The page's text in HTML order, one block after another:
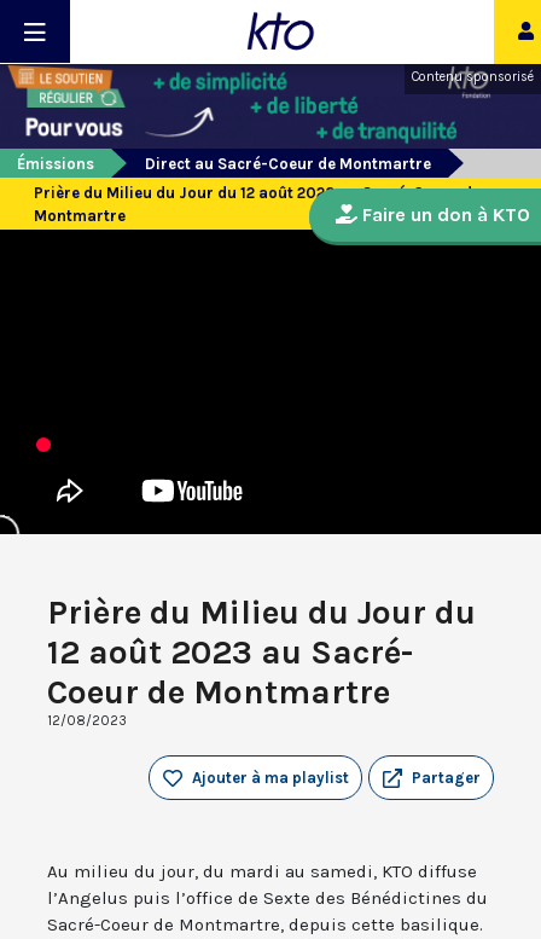
Contenu sponsorisé
Émissions
Direct au Sacré-Coeur de Montmartre
Prière du Milieu du Jour du 12 août 2023 au Sacré-Coeur de
Montmartre
Prière du Milieu du Jour du
12 août 2023 au Sacré-
Coeur de Montmartre
12/08/2023
Partager
Ajouter à ma playlist
Au milieu du jour, du mardi au samedi, KTO diffuse
l’Angelus puis l’office de Sexte des Bénédictines du
Sacré-Coeur de Montmartre, depuis cette basilique.
Faire un don à KTO